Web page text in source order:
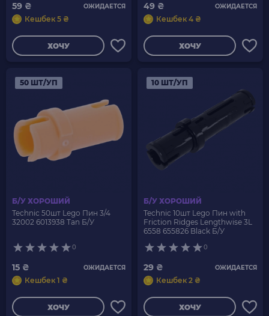
59 ₴ ОЖИДАЕТСЯ
Кешбек 5 ₴
ХОЧУ
49 ₴ ОЖИДАЕТСЯ
Кешбек 4 ₴
ХОЧУ
50 ШТ/УП
Б/У ХОРОШИЙ
Technic 50шт Lego Пин 3/4
32002 6013938 Tan Б/У
0
15 ₴ ОЖИДАЕТСЯ
Кешбек 1 ₴
ХОЧУ
10 ШТ/УП
Б/У ХОРОШИЙ
Technic 10шт Lego Пин with
Friction Ridges Lengthwise 3L
6558 655826 Black Б/У
0
29 ₴ ОЖИДАЕТСЯ
Кешбек 2 ₴
ХОЧУ